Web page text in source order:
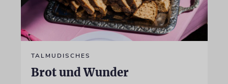
TALMUDISCHES
Brot und Wunder